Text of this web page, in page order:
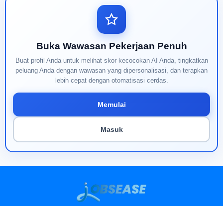
Buka Wawasan Pekerjaan Penuh
Buat profil Anda untuk melihat skor kecocokan AI Anda, tingkatkan
peluang Anda dengan wawasan yang dipersonalisasi, dan terapkan
lebih cepat dengan otomatisasi cerdas.
Memulai
Masuk